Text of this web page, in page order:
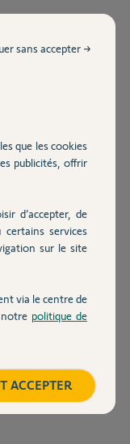
que les cookies
publicités, offrir
d’accepter, de
services
sur le site
via le centre de
politique de
sans accepter →
ACCEPTER